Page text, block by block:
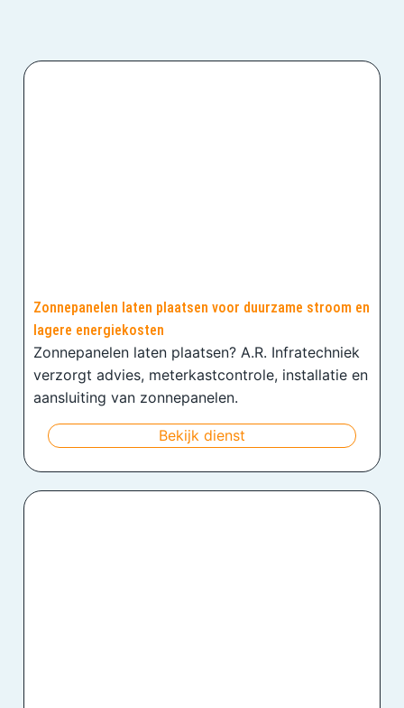
Zonnepanelen laten plaatsen voor duurzame stroom en
lagere energiekosten
Zonnepanelen laten plaatsen? A.R. Infratechniek
verzorgt advies, meterkastcontrole, installatie en
aansluiting van zonnepanelen.
Bekijk dienst